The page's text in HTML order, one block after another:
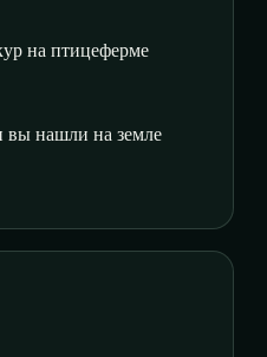
на птицеферме
вы нашли на земле